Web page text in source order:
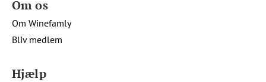
Om os
Om Winefamly
Bliv medlem
Hjælp